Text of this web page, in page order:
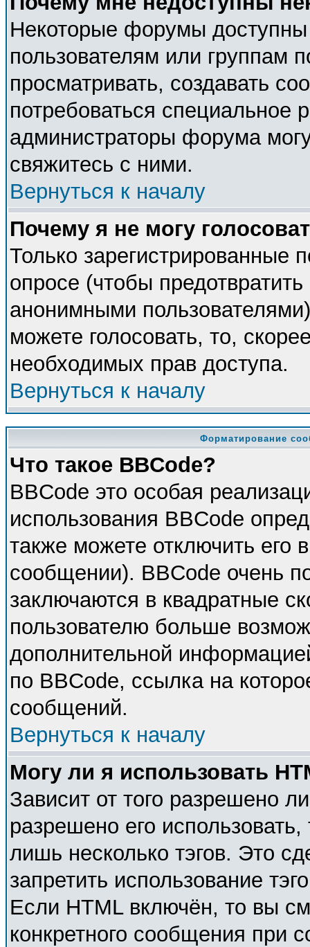
Некоторые форумы
пользователям или группам
просматривать, создавать
потребоваться
администраторы форума
свяжитесь с ними.
Вернуться к началу
Почему я не могу
Только зарегистрированные
опросе (чтобы предотвратить
анонимными
можете голосовать, то,
необходимых прав доступа.
Вернуться к началу
Форматирование
Что такое BBCode?
BBCode это особая
использования BBCode
также можете отключить
сообщении). BBCode очень
заключаются в квадратные
пользователю больше
дополнительной
по BBCode, ссылка на
сообщений.
Вернуться к началу
Могу ли я использовать
Зависит от того разрешено
разрешено его использовать,
лишь несколько тэгов. Это
запретить использование
Если HTML включён, то вы
конкретного сообщения при